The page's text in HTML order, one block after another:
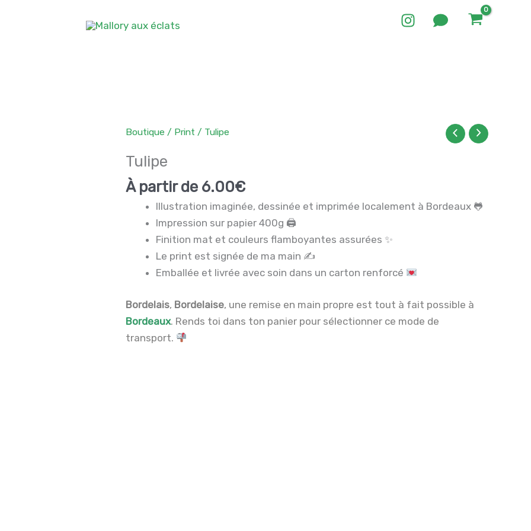
Boutique / Print / Tulipe
Tulipe
À partir de 6.00€
Illustration imaginée, dessinée et imprimée localement à Bordeaux 🐸
Impression sur papier 400g 🖨️
Finition mat et couleurs flamboyantes assurées ✨
Le print est signée de ma main ✍️
Emballée et livrée avec soin dans un carton renforcé
Bordelais, Bordelaise, une remise en main propre est tout à fait possible à
Bordeaux. Rends toi dans ton panier pour sélectionner ce mode de
transport.